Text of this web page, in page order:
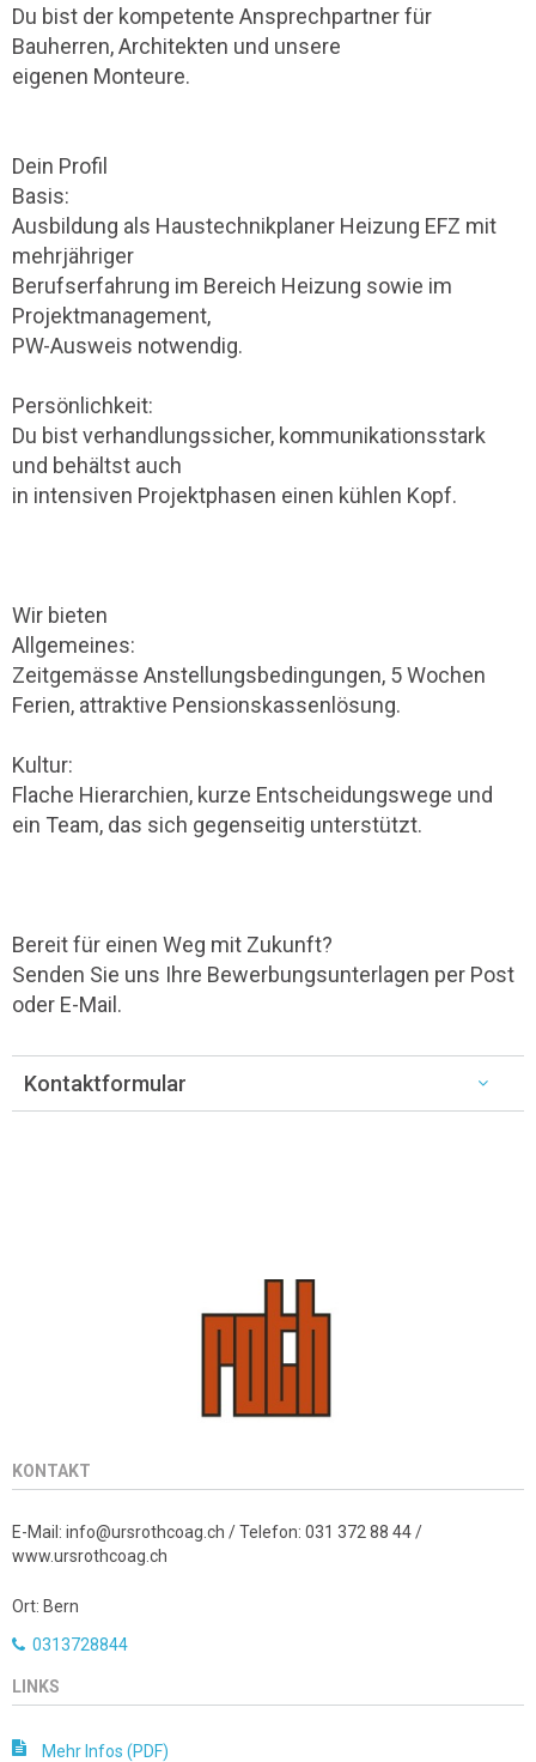
Du bist der kompetente Ansprechpartner für
Bauherren, Architekten und unsere
eigenen Monteure.
Dein Profil
Basis:
Ausbildung als Haustechnikplaner Heizung EFZ mit
mehrjähriger
Berufserfahrung im Bereich Heizung sowie im
Projektmanagement,
PW-Ausweis notwendig.
Persönlichkeit:
Du bist verhandlungssicher, kommunikationsstark
und behältst auch
in intensiven Projektphasen einen kühlen Kopf.
Wir bieten
Allgemeines:
Zeitgemässe Anstellungsbedingungen, 5 Wochen
Ferien, attraktive Pensionskassenlösung.
Kultur:
Flache Hierarchien, kurze Entscheidungswege und
ein Team, das sich gegenseitig unterstützt.
Bereit für einen Weg mit Zukunft?
Senden Sie uns Ihre Bewerbungsunterlagen per Post
oder E-Mail.
Kontaktformular
KONTAKT
E-Mail: info@ursrothcoag.ch / Telefon: 031 372 88 44 /
www.ursrothcoag.ch
Ort: Bern
0313728844
LINKS
Mehr Infos (PDF)